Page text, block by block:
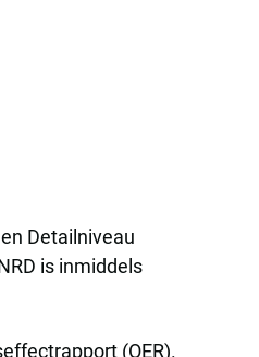
Detailniveau
is inmiddels
(OER).